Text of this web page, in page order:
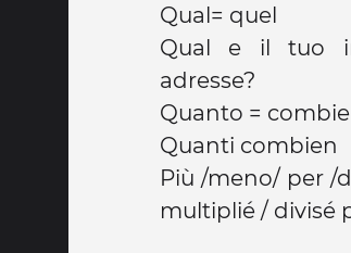
Qual= quel
Qual e il tuo
adresse?
Quanto =
Quanti combien
Più /meno/ per /
multiplié / divisé